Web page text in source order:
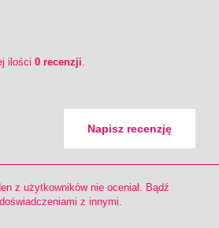
ilości 0 recenzji.
Napisz recenzję
z użytkowników nie oceniał. Bądź
z innymi.